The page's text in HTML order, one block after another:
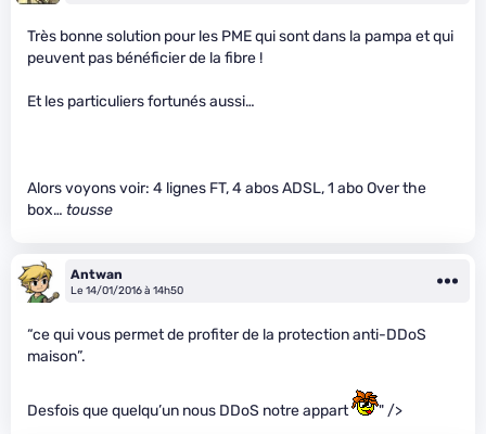
Très bonne solution pour les PME qui sont dans la pampa et qui
peuvent pas bénéficier de la fibre !
Et les particuliers fortunés aussi…
Alors voyons voir: 4 lignes FT, 4 abos ADSL, 1 abo Over the
box… tousse
Antwan
Le 14/01/2016 à 14h50
“ce qui vous permet de profiter de la protection anti-DDoS
maison”.
Desfois que quelqu’un nous DDoS notre appart " />